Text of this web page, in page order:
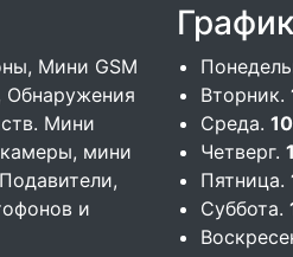
Мини GSM
Обнаружения
Мини
мини
и
Вторник.
Среда.
Четверг.
Пятница.
Суббота.